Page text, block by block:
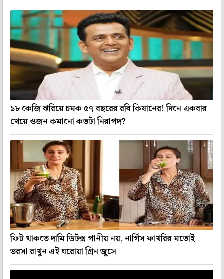
১৮ কেজি ঝরিয়ে চমক ৫৭ বছরের রবি কিষানের! দিনে একবার
খেয়ে ওজন কমানো কতটা নিরাপদ?
ফিট থাকতে দামি ডিটক্স পানীয় নয়, নার্গিস ফাখরির মতোই
ভরসা রাখুন এই ঘরোয়া গ্রিন জুসে